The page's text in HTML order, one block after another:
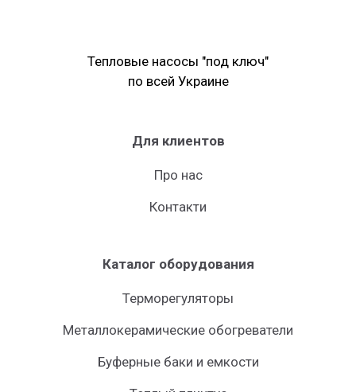
Тепловые насосы "под ключ"
по всей Украине
Для клиентов
Про нас
Контакти
Каталог оборудования
Терморегуляторы
Металлокерамические обогреватели
Буферные баки и емкости